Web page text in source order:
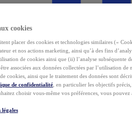
cookies
placer des cookies et technologies similaires («
et nos actions marketing, ainsi qu’à des fins
de cookies ainsi que (ii) l’analyse subséquente
associées aux données collectées par l’utilisation de
cookies, ainsi que le traitement des données sont
de confidentialité , en particulier les objectifs
choisir vous-même vos préférences, vous
légales